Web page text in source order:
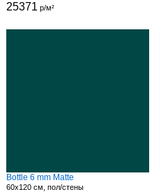
25371 р/м²
Bottle 6 mm Matte
60x120 см, пол/стены